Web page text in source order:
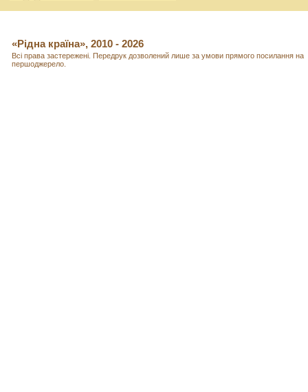
«Рідна країна», 2010 - 2026
Всі права застережені. Передрук дозволений лише за умови прямого посилання на
першоджерело.